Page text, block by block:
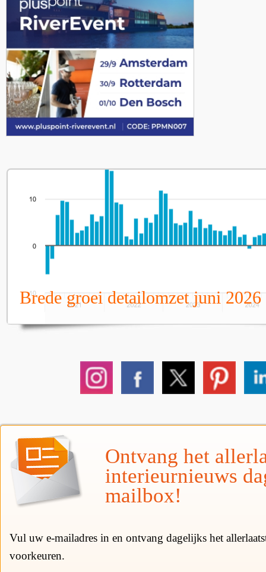
Brede groei detailomzet juni 2026
Ontvang het
interieurnieuws
mailbox!
Vul uw e-mailadres in en ontvang dagelijks het
voorkeuren.